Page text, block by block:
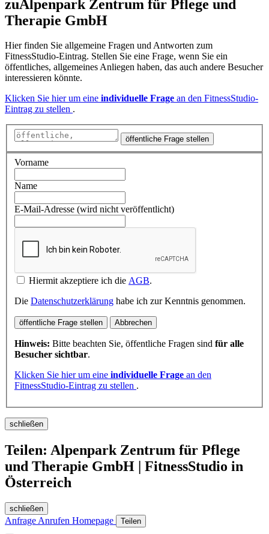
zuAlpenpark Zentrum für Pflege und
Therapie GmbH
Hier finden Sie allgemeine Fragen und Antworten zum
FitnessStudio-Eintrag. Stellen Sie eine Frage, wenn Sie ein
öffentliches, allgemeines Anliegen haben, das auch andere Besucher
interessieren könnte.
Klicken Sie hier um eine individuelle Frage an den FitnessStudio-
Eintrag zu stellen .
öffentliche Frage stellen
Vorname
Name
E-Mail-Adresse (wird nicht veröffentlicht)
Hiermit akzeptiere ich die AGB.
Die Datenschutzerklärung habe ich zur Kenntnis genommen.
öffentliche Frage stellen Abbrechen
Hinweis: Bitte beachten Sie, öffentliche Fragen sind für alle
Besucher sichtbar.
Klicken Sie hier um eine individuelle Frage an den
FitnessStudio-Eintrag zu stellen .
schließen
Teilen: Alpenpark Zentrum für Pflege
und Therapie GmbH | FitnessStudio in
Österreich
schließen
AnfrageAnrufen Homepage Teilen